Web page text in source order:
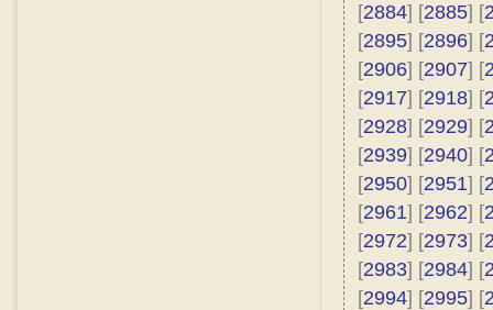
[2884] [2885] [
[2895] [2896] [
[2906] [2907] [
[2917] [2918] [
[2928] [2929] [
[2939] [2940] [
[2950] [2951] [
[2961] [2962] [
[2972] [2973] [
[2983] [2984] [
[2994] [2995] [